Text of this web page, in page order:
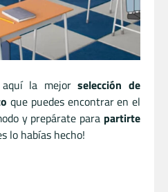
aquí la mejorselección de
que puedes encontrar en el
y prepárate para partirte
lo habías hecho!